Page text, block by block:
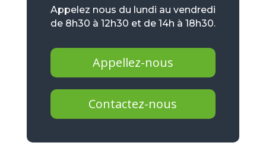
Appelez nous du lundi au vendredi
de 8h30 à 12h30 et de 14h à 18h30.
Appellez-nous
Contactez-nous